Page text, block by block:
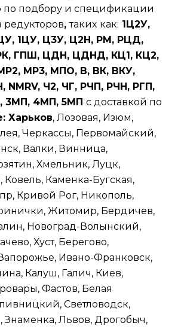
подбору и спецификации
редукторов,таких как: 1Ц2У,
1ЦУ, Ц3У, Ц2Н, РМ, РЦД,
ГПШ, ЦДН, ЦДНД, КЦ1, КЦ2,
МР3, МПО, В, ВК, ВКУ,
NMRV, Ч2, ЧГ, РЧП, РЧН, РГП,
3МП, 4МП, 5МП с доставкой по
Харьков, Лозовая, Изюм,
Черкассы, Первомайский,
Валки, Винница,
Хмельник, Луцк,
Ковель, Каменка-Бугская,
Кривой Рог, Никополь,
Житомир, Бердичев,
Новоград-Волынский,
Хуст, Берегово,
Ивано-Франковск,
Калуш, Галич, Киев,
Фастов, Белая
Светловодск,
Знаменка, Львов, Дрогобыч,